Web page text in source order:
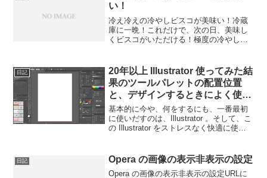
い！
冷え冷えの冷やしビスコが美味い！冷蔵
庫に一晩！これだけで、次の日、美味し
くビスコがいただける！極度の冷やしビ
派！ちなみに、妊婦さんにも食べやすい
らしいよ。
日記
20年以上 Illustrator 使ってみた結
果のツールパレットの配置位置
と、デザインするときによく使う
配置とツール別で配置を自動変更
できる WorkspaceSwicherAI が
凄すぎる
基本的に今や、何をするにも、一番最初
に使いだすのは、Illustrator 。そして、こ
の Illustrator をストレスなく快適に使う
いておくかで、かなり時短出来...
日記 Opera の画像の表示非表示の設定
Opera の画像の表示非表示の設定URLに